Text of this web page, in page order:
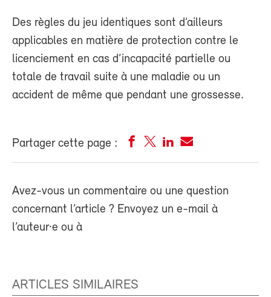
Des règles du jeu identiques sont d’ailleurs
applicables en matière de protection contre le
licenciement en cas d’incapacité partielle ou
totale de travail suite à une maladie ou un
accident de même que pendant une grossesse.
Partager cette page :
Avez-vous un commentaire ou une question
concernant l’article ? Envoyez un e-mail à
l’auteur·e ou à
ARTICLES SIMILAIRES